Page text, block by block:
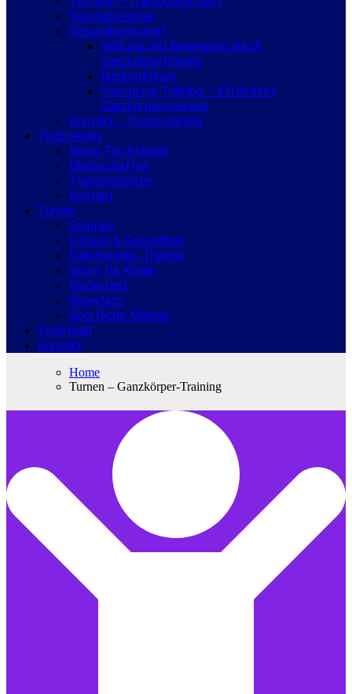
Sportabzeichen
Gesundheitssport
Haltung und Bewegung durch
Ganzkörpertraining
Rückenfitkurs
Functional Training – Effektives
Ganzkörperworkout
Kontakt – Probetraining
Tischtennis
News Tischtennis
Mannschaften
Trainingszeiten
Kontakt
Turnen
Gruppen
Fitness & Gesundheit
Funktionales Training
Sport für Kinder
Kindertanz
Showtanz
Sportliche Männer
Volleyball
Kontakt
Home
Turnen – Ganzkörper-Training